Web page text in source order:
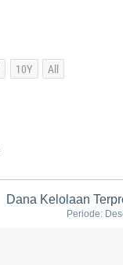
Dana Kelolaan
Periode: